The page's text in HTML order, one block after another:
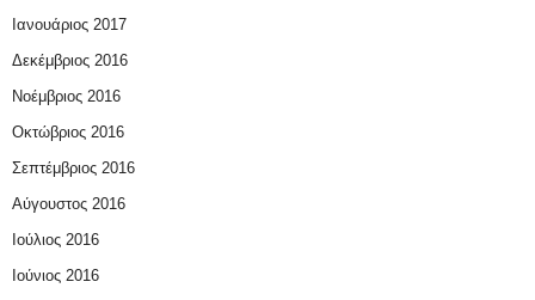
Ιανουάριος 2017
Δεκέμβριος 2016
Νοέμβριος 2016
Οκτώβριος 2016
Σεπτέμβριος 2016
Αύγουστος 2016
Ιούλιος 2016
Ιούνιος 2016